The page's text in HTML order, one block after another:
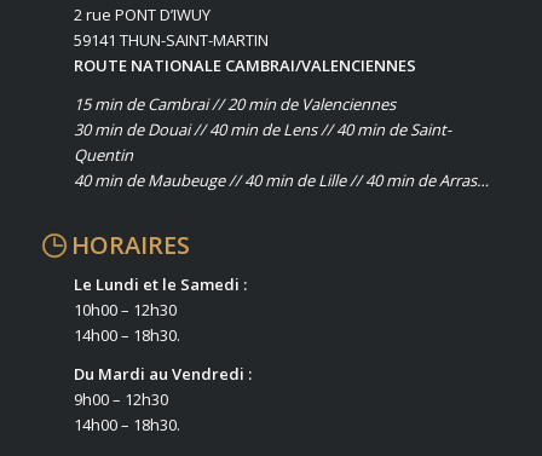
2 rue PONT D’IWUY
59141 THUN-SAINT-MARTIN
ROUTE NATIONALE CAMBRAI/VALENCIENNES
15 min de Cambrai // 20 min de Valenciennes
30 min de Douai // 40 min de Lens // 40 min de Saint-
Quentin
40 min de Maubeuge // 40 min de Lille // 40 min de Arras…
HORAIRES
Le Lundi et le Samedi :
10h00 – 12h30
14h00 – 18h30.
Du Mardi au Vendredi :
9h00 – 12h30
14h00 – 18h30.